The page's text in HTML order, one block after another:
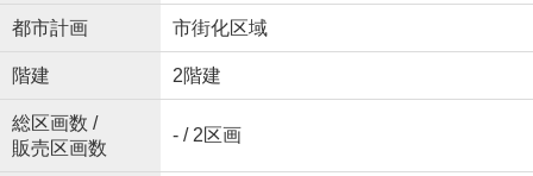
都市計画 市街化区域
階建 2階建
総区画数 /
販売区画数
- / 2区画